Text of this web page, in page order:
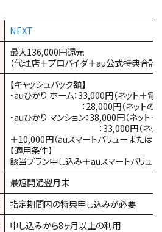
NEXT
最大136,000円還元
（代理店＋プロバイダ＋au公式特典合計）
【キャッシュバック額】
・auひかり ホーム：33,000円（ネット＋電
：28,000円（ネットのみ
・auひかり マンション：38,000円（ネット＋
：33,000円（ネット
＋10,000円（auスマートバリューまたは
【適用条件】
該当プラン申し込み＋auスマートバリュ
最短開通翌月末
指定期間内の特典申し込みが必要
申し込みから8ヶ月以上の利用